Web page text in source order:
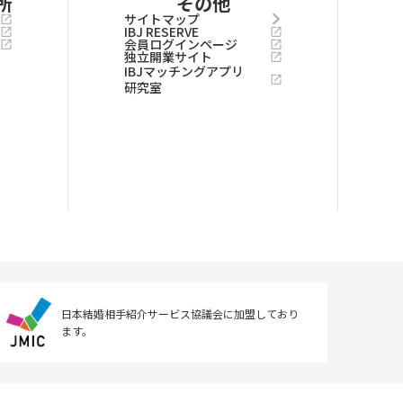
サイトマップ
IBJ RESERVE
会員ログインページ
独立開業サイト
IBJマッチングアプリ
研究室
日本結婚相手紹介サービス協議会に加盟しており
ます。